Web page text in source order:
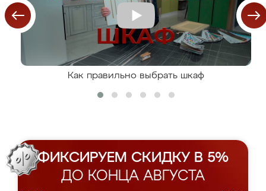
Как правильно выбрать шкаф
ФИКСИРУЕМ СКИДКУ В 5%
ДО КОНЦА АВГУСТА